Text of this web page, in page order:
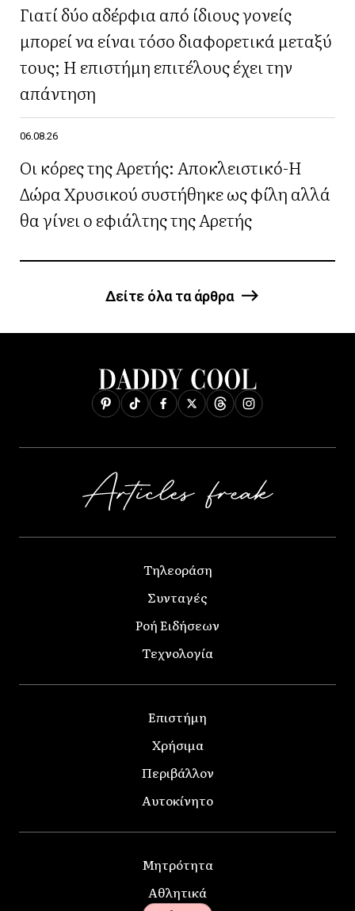
Γιατί δύο αδέρφια από ίδιους γονείς
μπορεί να είναι τόσο διαφορετικά μεταξύ
τους; Η επιστήμη επιτέλους έχει την
απάντηση
06.08.26
Οι κόρες της Αρετής: Αποκλειστικό-Η
Δώρα Χρυσικού συστήθηκε ως φίλη αλλά
θα γίνει ο εφιάλτης της Αρετής
Δείτε όλα τα άρθρα
Τηλεοράση
Συνταγές
Ροή Ειδήσεων
Τεχνολογία
Επιστήμη
Χρήσιμα
Περιβάλλον
Αυτοκίνητο
Μητρότητα
Αθλητικά